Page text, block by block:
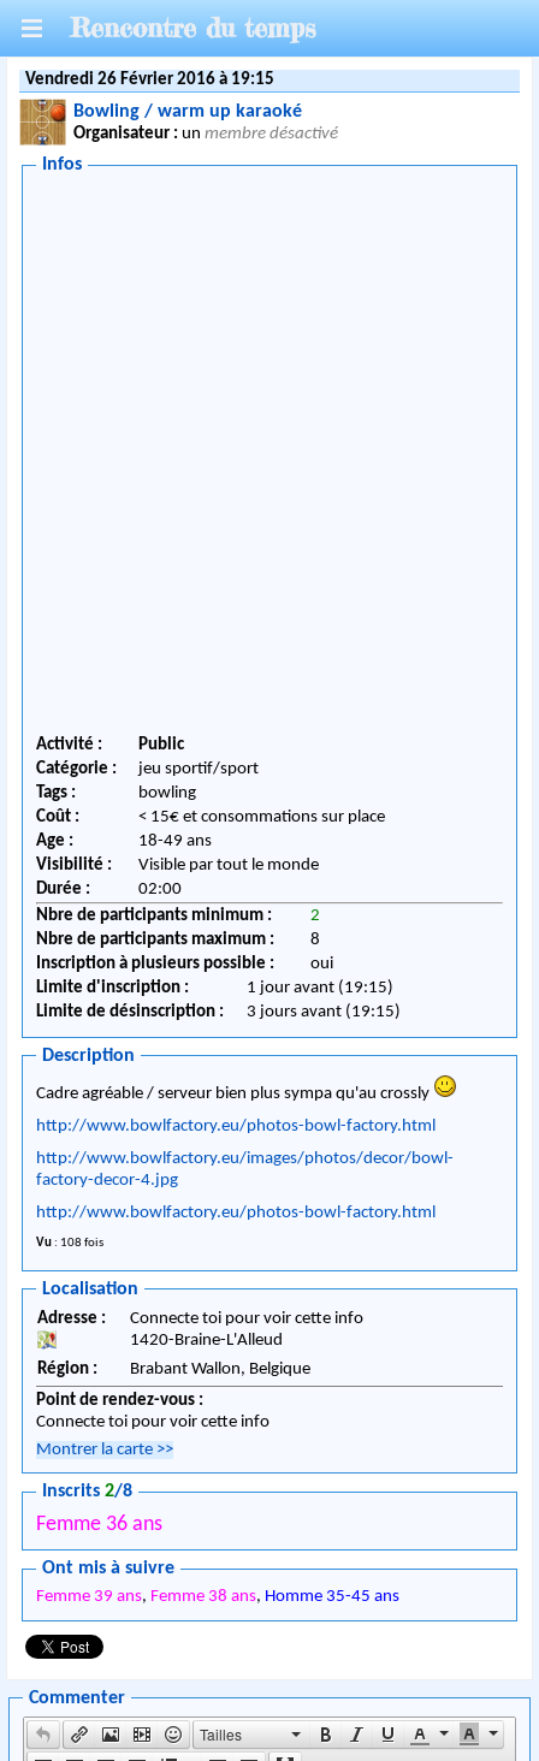
Rencontre du temps
Vendredi 26 Février 2016 à 19:15
Bowling / warm up karaoké
Organisateur : unmembre désactivé
Infos
Activité :
Public
Catégorie :
jeu sportif/sport
Tags :
bowling
Coût :
< 15€ et consommations sur place
Age :
18-49 ans
Visibilité :
Visible par tout le monde
Durée :
02:00
Nbre de participants minimum :
2
Nbre de participants maximum :
8
Inscription à plusieurs possible :
oui
Limite d'inscription :
1 jour avant (19:15)
Limite de désinscription :
3 jours avant (19:15)
Description
Cadre agréable / serveur bien plus sympa qu'au crossly
http://www.bowlfactory.eu/photos-bowl-factory.html
http://www.bowlfactory.eu/images/photos/decor/bowl-
factory-decor-4.jpg
http://www.bowlfactory.eu/photos-bowl-factory.html
Vu : 108 fois
Localisation
Adresse :
Connecte toi pour voir cette info
1420-Braine-L'Alleud
Région :
Brabant Wallon, Belgique
Point de rendez-vous :
Connecte toi pour voir cette info
Montrer la carte >>
Inscrits2/8
Femme 36 ans
Ont mis à suivre
Femme 39 ans, Femme 38 ans, Homme 35-45 ans
Commenter
Tailles